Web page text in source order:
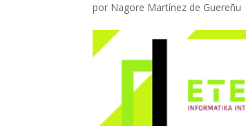
por Nagore Martínez de Guereñu